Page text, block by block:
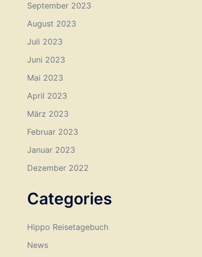
September 2023
August 2023
Juli 2023
Juni 2023
Mai 2023
April 2023
März 2023
Februar 2023
Januar 2023
Dezember 2022
Categories
Hippo Reisetagebuch
News